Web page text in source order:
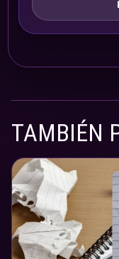
TAMBIÉN